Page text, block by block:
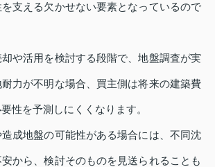
支える欠かせない要素となっているので
や活用を検討する段階で、地盤調査が実
力が不明な場合、買主側は将来の建築費
性を予測しにくくなります。
成地盤の可能性がある場合には、不同沈
から、検討そのものを見送られることも